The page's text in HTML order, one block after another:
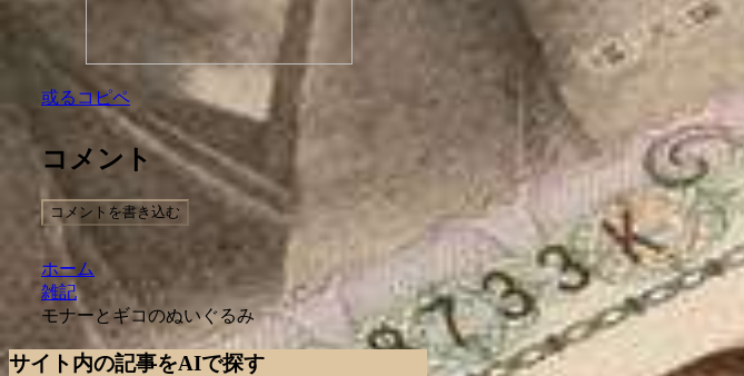
或るコピペ
コメント
コメントを書き込む
ホーム
雑記
モナーとギコのぬいぐるみ
サイト内の記事をAIで探す